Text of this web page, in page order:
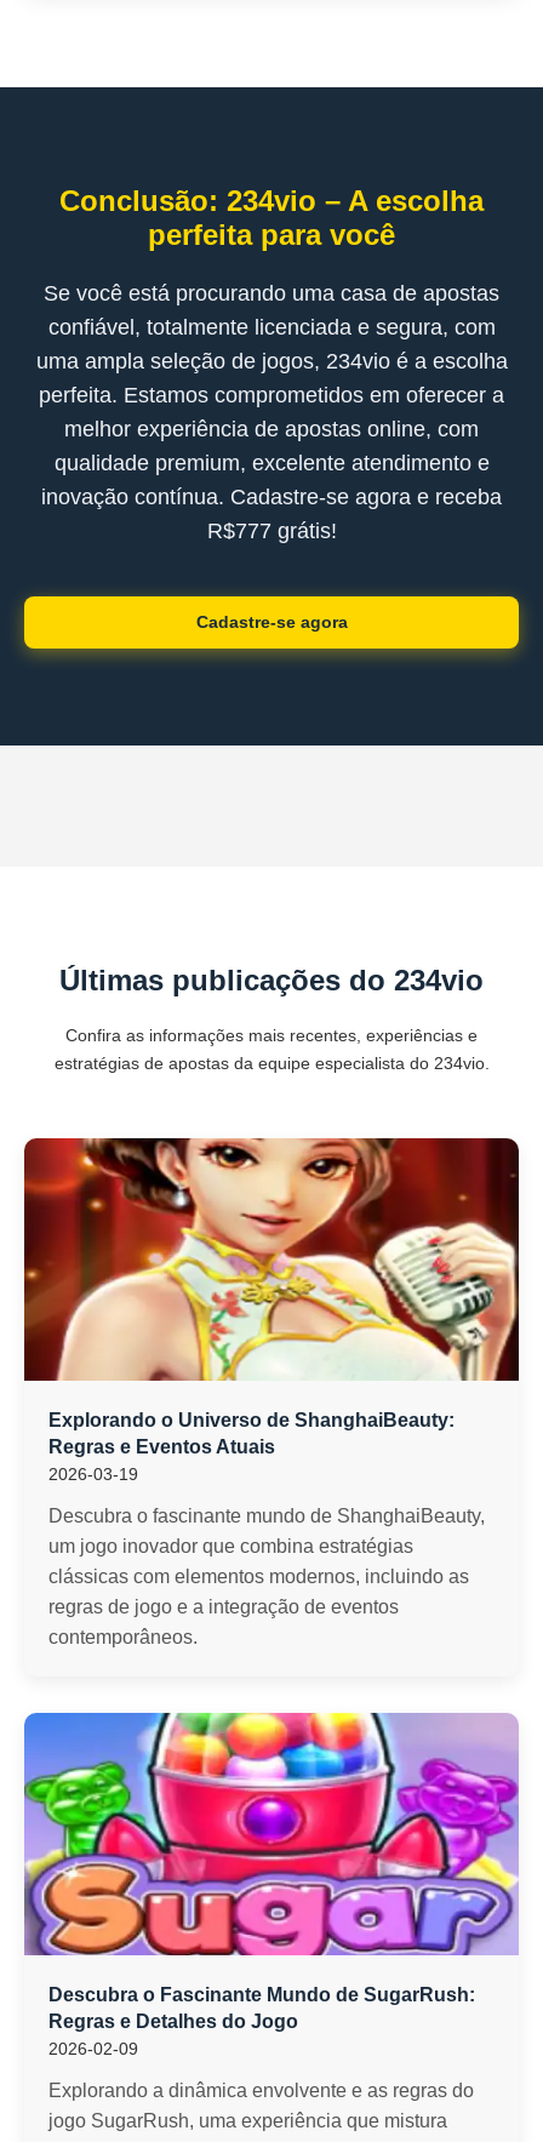
Conclusão: 234vio – A escolha
perfeita para você
Se você está procurando uma casa de apostas
confiável, totalmente licenciada e segura, com
uma ampla seleção de jogos, 234vio é a escolha
perfeita. Estamos comprometidos em oferecer a
melhor experiência de apostas online, com
qualidade premium, excelente atendimento e
inovação contínua. Cadastre-se agora e receba
R$777 grátis!
Cadastre-se agora
Últimas publicações do 234vio
Confira as informações mais recentes, experiências e
estratégias de apostas da equipe especialista do 234vio.
Explorando o Universo de ShanghaiBeauty:
Regras e Eventos Atuais
2026-03-19
Descubra o fascinante mundo de ShanghaiBeauty,
um jogo inovador que combina estratégias
clássicas com elementos modernos, incluindo as
regras de jogo e a integração de eventos
contemporâneos.
Descubra o Fascinante Mundo de SugarRush:
Regras e Detalhes do Jogo
2026-02-09
Explorando a dinâmica envolvente e as regras do
jogo SugarRush, uma experiência que mistura